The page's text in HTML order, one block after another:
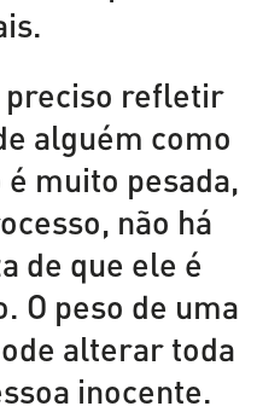
preciso refletir
alguém como
muito pesada,
não há
de que ele é
O peso de uma
alterar toda
inocente.